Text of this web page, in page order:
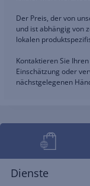
Der Preis, der von
und ist abhängig von
lokalen
Kontaktieren Sie
Einschätzung oder
nächstgelegenen
Dienste